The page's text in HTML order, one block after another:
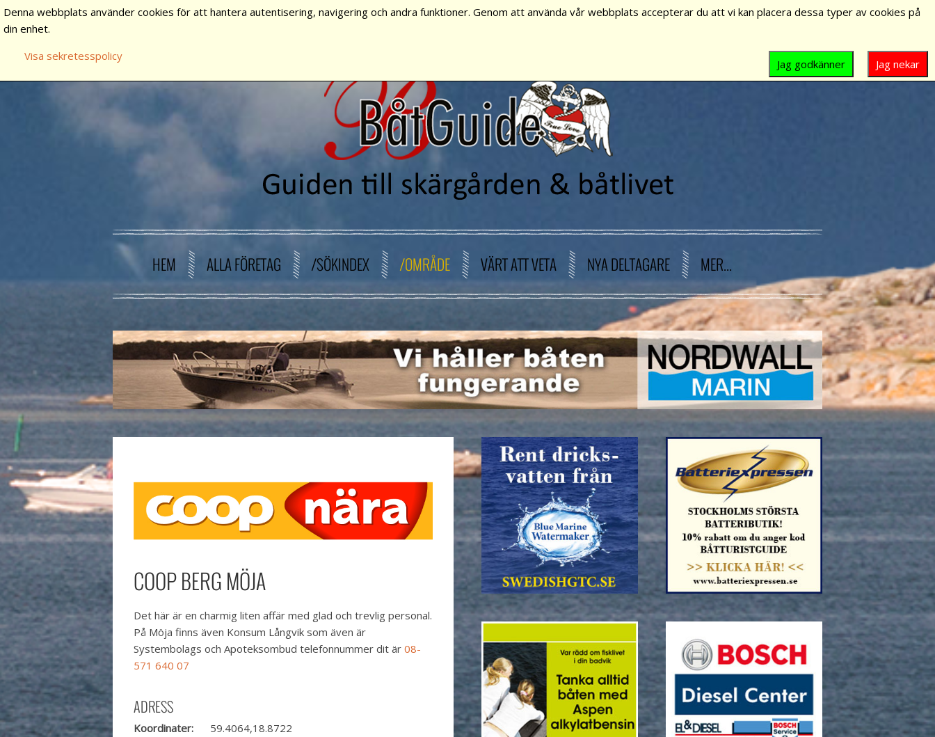
HEM ALLA FÖRETAG /SÖKINDEX /OMRÅDE VÄRT ATT VETA NYA DELTAGARE MER...
COOP BERG MÖJA
Det här är en charmig liten affär med glad och trevlig personal.
På Möja finns även Konsum Långvik som även är
Systembolags och Apoteksombud telefonnummer dit är 08-
571 640 07
ADRESS
Koordinater:
59.4064,18.8722
Denna webbplats använder cookies för att hantera autentisering, navigering och andra funktioner. Genom att använda vår webbplats accepterar du att vi kan placera dessa typer av cookies på
din enhet.
Visa sekretesspolicy
Jag nekar
Jag godkänner